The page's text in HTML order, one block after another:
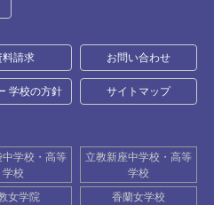
料請求 お問い合わせ
学校の方針 サイトマップ
中学校・高等
学校
立教新座中学校・高等
学校
女学院 香蘭女学校